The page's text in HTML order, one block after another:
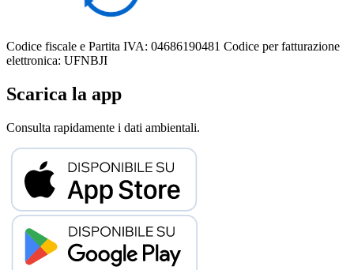
Codice fiscale e Partita IVA: 04686190481 Codice per fatturazione
elettronica: UFNBJI
Scarica la app
Consulta rapidamente i dati ambientali.